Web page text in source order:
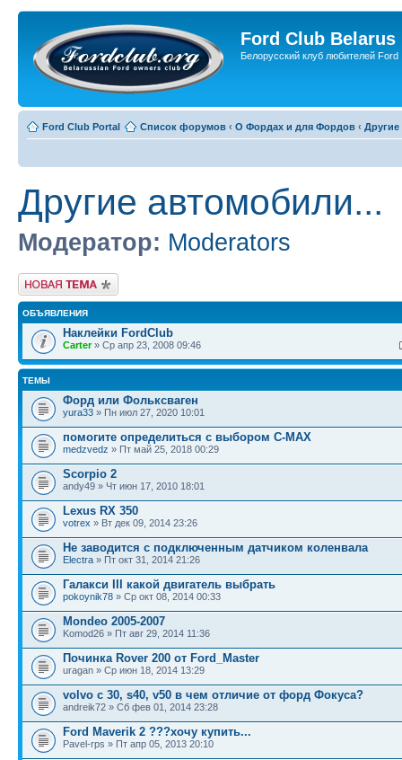
Ford Club Belarus
Белорусский клуб любителей Ford
Ford Club Portal Список форумов ‹ О Фордах и для Фордов ‹
Другие автомобили...
Модератор: Moderators
Новая тема
ОБЪЯВЛЕНИЯ
Наклейки FordClub
Carter» Ср апр 23, 2008 09:46
ТЕМЫ
Форд или Фольксваген
yura33 » Пн июл 27, 2020 10:01
помогите определиться с выбором C-MAX
medzvedz » Пт май 25, 2018 00:29
Scorpio 2
andy49 » Чт июн 17, 2010 18:01
Lexus RX 350
votrex » Вт дек 09, 2014 23:26
Не заводится с подключенным датчиком коленвала
Electra » Пт окт 31, 2014 21:26
Галакси III какой двигатель выбрать
pokoynik78 » Ср окт 08, 2014 00:33
Mondeo 2005-2007
Komod26 » Пт авг 29, 2014 11:36
Починка Rover 200 от Ford_Master
uragan » Ср июн 18, 2014 13:29
volvo c 30, s40, v50 в чем отличие от форд Фокуса?
andreik72 » Сб фев 01, 2014 23:28
Ford Maverik 2 ???хочу купить...
Pavel-rps » Пт апр 05, 2013 20:10